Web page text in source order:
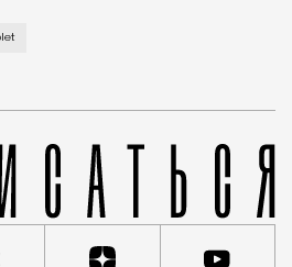
так много магазинов, где